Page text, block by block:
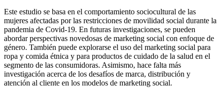
Este estudio se basa en el comportamiento sociocultural de las
mujeres afectadas por las restricciones de movilidad social durante la
pandemia de Covid-19. En futuras investigaciones, se pueden
abordar perspectivas novedosas de marketing social con enfoque de
género. También puede explorarse el uso del marketing social para
ropa y comida étnica y para productos de cuidado de la salud en el
segmento de las consumidoras. Asimismo, hace falta más
investigación acerca de los desafíos de marca, distribución y
atención al cliente en los modelos de marketing social.